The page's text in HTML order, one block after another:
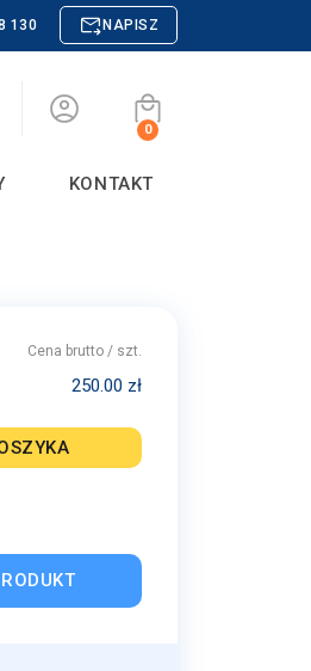
130 NAPISZ
0
KONTAKT
Cena brutto / szt.
250.00 zł